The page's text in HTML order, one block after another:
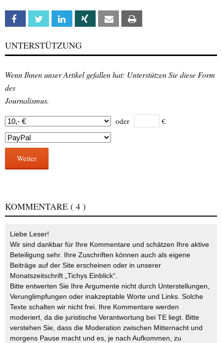
Facebook Twitter Linkedin Xing Email
UNTERSTÜTZUNG
Wenn Ihnen unser Artikel gefallen hat: Unterstützen Sie diese Form
des
Journalismus.
oder €
Weiter
KOMMENTARE ( 4 )
Liebe Leser!
Wir sind dankbar für Ihre Kommentare und schätzen Ihre aktive
Beteiligung sehr. Ihre Zuschriften können auch als eigene
Beiträge auf der Site erscheinen oder in unserer
Monatszeitschrift „Tichys Einblick“.
Bitte entwerten Sie Ihre Argumente nicht durch Unterstellungen,
Verunglimpfungen oder inakzeptable Worte und Links. Solche
Texte schalten wir nicht frei. Ihre Kommentare werden
moderiert, da die juristische Verantwortung bei TE liegt. Bitte
verstehen Sie, dass die Moderation zwischen Mitternacht und
morgens Pause macht und es, je nach Aufkommen, zu